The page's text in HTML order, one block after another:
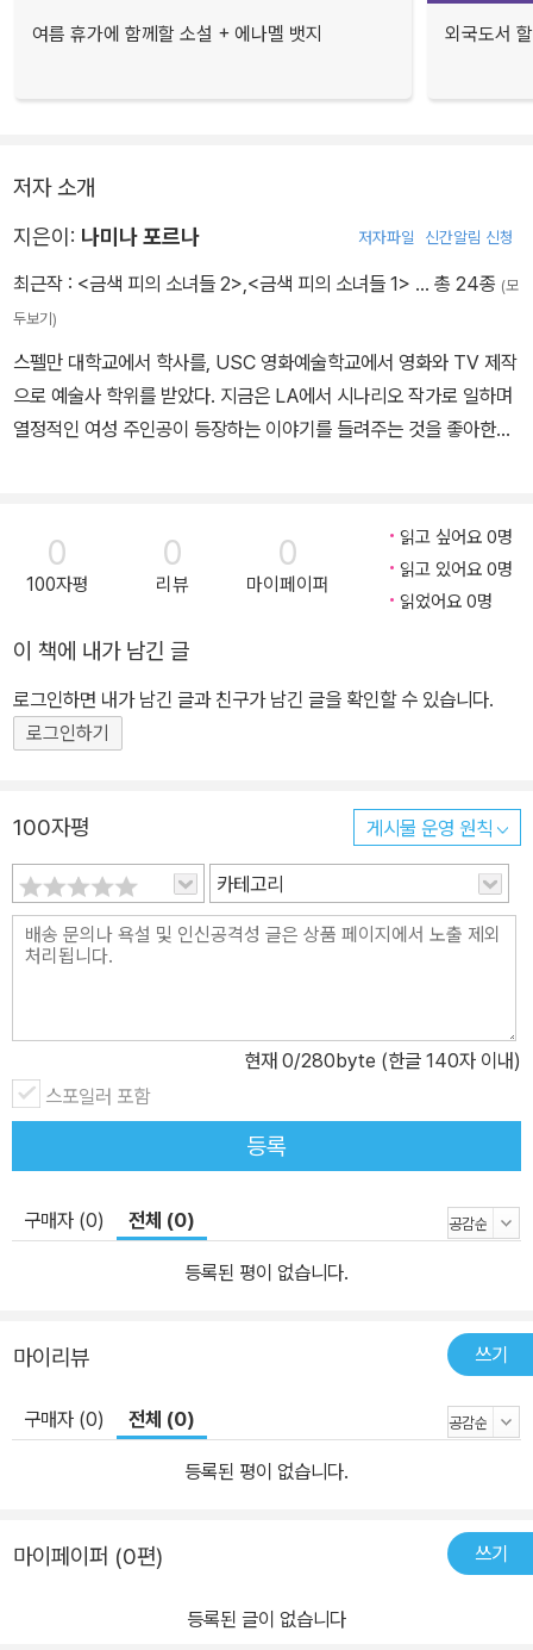
여름 휴가에 함께할 소설 + 에나멜 뱃지 외국도서
저자 소개
지은이: 나미나 포르나 저자파일 신간알림 신청
최근작 : <금색 피의 소녀들 2>,<금색 피의 소녀들 1> … 총 24종 (모
두보기)
스펠만 대학교에서 학사를, USC 영화예술학교에서 영화와 TV 제작
으로 예술사 학위를 받았다. 지금은 LA에서 시나리오 작가로 일하며
열정적인 여성 주인공이 등장하는 이야기를 들려주는 것을 좋아한다.
0
100자평
0
리뷰
0
마이페이퍼
읽고 싶어요 0명
읽고 있어요 0명
읽었어요 0명
이 책에 내가 남긴 글
로그인하면 내가 남긴 글과 친구가 남긴 글을 확인할 수 있습니다.
로그인하기
100자평 게시물 운영 원칙
카테고리
현재 0/280byte (한글 140자 이내)
스포일러 포함
등록
구매자 (0) 전체 (0)
등록된 평이 없습니다.
마이리뷰 쓰기
구매자 (0) 전체 (0)
등록된 평이 없습니다.
마이페이퍼 (0편) 쓰기
등록된 글이 없습니다